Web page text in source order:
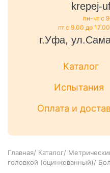
krepej-
пн-чт с
пт с 9.00 до
г.Уфа,
Каталог
Испытания
Оплата и
Главная/ Каталог/
головкой (оцинкованный)/